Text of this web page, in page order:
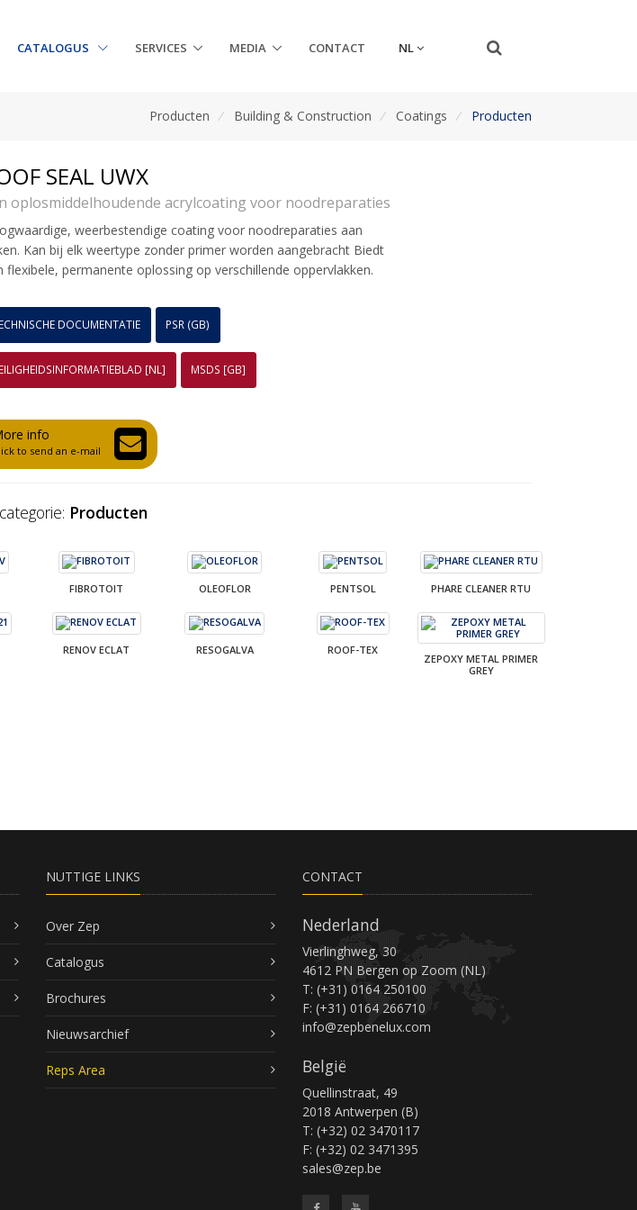
CATALOGUS SERVICES MEDIA CONTACT NL
Producten / Building & Construction / Coatings / Producten
SEAL UWX
oplosmiddelhoudende acrylcoating voor noodreparaties
weerbestendige coating voor noodreparaties aan
Kan bij elk weertype zonder primer worden aangebracht Biedt
flexibele, permanente oplossing op verschillende oppervlakken.
DOCUMENTATIE PSR (GB)
[NL] MSDS [GB]
info
to send an e-mail
Producten
FIBROTOIT OLEOFLOR PENTSOL PHARE CLEANER RTU
RENOV ECLAT RESOGALVA ROOF-TEX
ZEPOXY METAL PRIMER
GREY
NUTTIGE LINKS
Over Zep
Catalogus
Brochures
Nieuwsarchief
Reps Area
CONTACT
Nederland
Vierlinghweg, 30
4612 PN Bergen op Zoom (NL)
T: (+31) 0164 250100
F: (+31) 0164 266710
info@zepbenelux.com
België
Quellinstraat, 49
2018 Antwerpen (B)
T: (+32) 02 3470117
F: (+32) 02 3471395
sales@zep.be